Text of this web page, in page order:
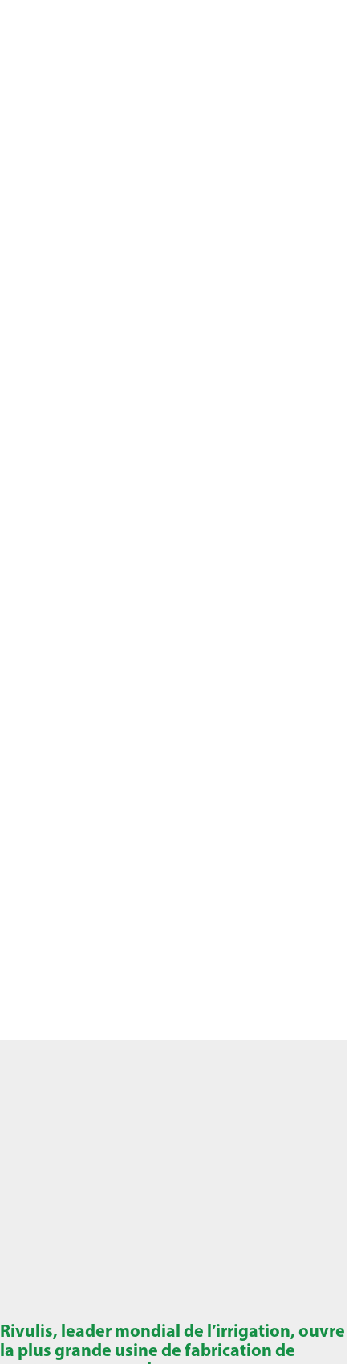
Rivulis, leader mondial de l’irrigation, ouvre
la plus grande usine de fabrication de